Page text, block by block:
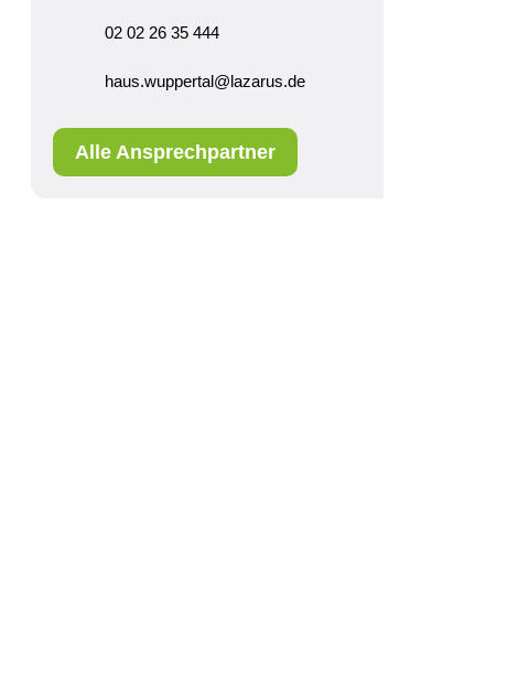
02 02 26 35 444
haus.wuppertal@lazarus.de
Alle Ansprechpartner